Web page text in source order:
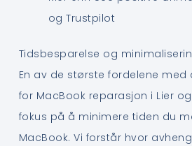
og Trustpilot
Tidsbesparelse og
En av de største fordelene
for MacBook reparasjon i Lier
fokus på å minimere tiden du
MacBook. Vi forstår hvor